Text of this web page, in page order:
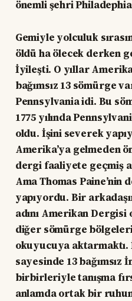
önemli şehri
Gemiyle yolculuk
öldü ha ölecek derken
İyileşti. O yıllar
bağımsız 13 sömürge
Pennsylvania idi. Bu
1775 yılında
oldu. İşini severek
Amerika’ya gelmeden
dergi faaliyete geçmiş
Ama Thomas
yapıyordu. Bir
adını Amerikan
diğer sömürge
okuyucuya
sayesinde 13
birbirleriyle tanışma
anlamda ortak bir ruhun